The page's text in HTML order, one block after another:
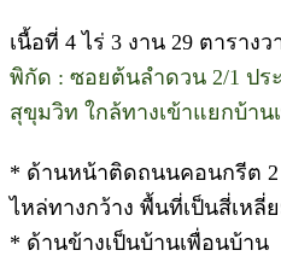
เนื้อที่ 4 ไร่ 3 งาน 29 ตารางว
พิกัด : ซอยต้นลำดวน 2/1 ปร
สุขุมวิท ใกล้ทางเข้าแยกบ้าน
* ด้านหน้าติดถนนคอนกรีต 2
ไหล่ทางกว้าง พื้นที่เป็นสี่เหลี่
* ด้านข้างเป็นบ้านเพื่อนบ้าน